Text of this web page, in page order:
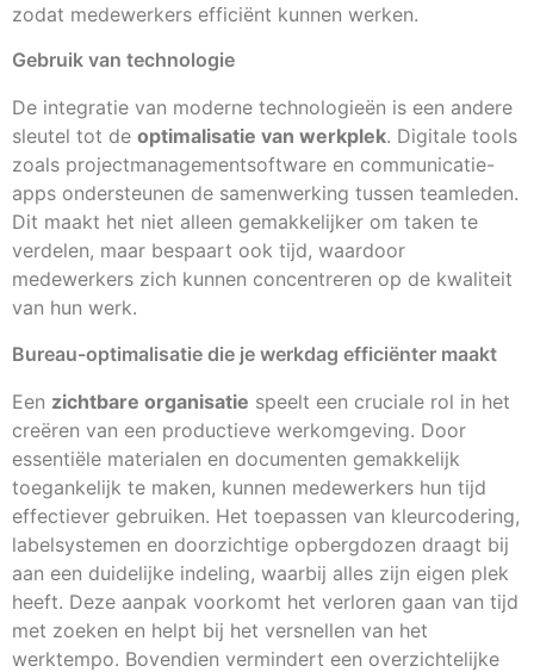
zodat medewerkers efficiënt kunnen werken.
Gebruik van technologie
De integratie van moderne technologieën is een andere
sleutel tot de optimalisatie van werkplek. Digitale tools
zoals projectmanagementsoftware en communicatie-
apps ondersteunen de samenwerking tussen teamleden.
Dit maakt het niet alleen gemakkelijker om taken te
verdelen, maar bespaart ook tijd, waardoor
medewerkers zich kunnen concentreren op de kwaliteit
van hun werk.
Bureau-optimalisatie die je werkdag efficiënter maakt
Een zichtbare organisatie speelt een cruciale rol in het
creëren van een productieve werkomgeving. Door
essentiële materialen en documenten gemakkelijk
toegankelijk te maken, kunnen medewerkers hun tijd
effectiever gebruiken. Het toepassen van kleurcodering,
labelsystemen en doorzichtige opbergdozen draagt bij
aan een duidelijke indeling, waarbij alles zijn eigen plek
heeft. Deze aanpak voorkomt het verloren gaan van tijd
met zoeken en helpt bij het versnellen van het
werktempo. Bovendien vermindert een overzichtelijke